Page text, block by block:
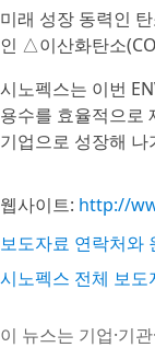
미래 성장 동력인
인 △이산화탄소
시노펙스는 이번
용수를 효율적으로
기업으로 성장해
웹사이트: http://
보도자료 연락처와
시노펙스 전체 보도
이 뉴스는 기업·기